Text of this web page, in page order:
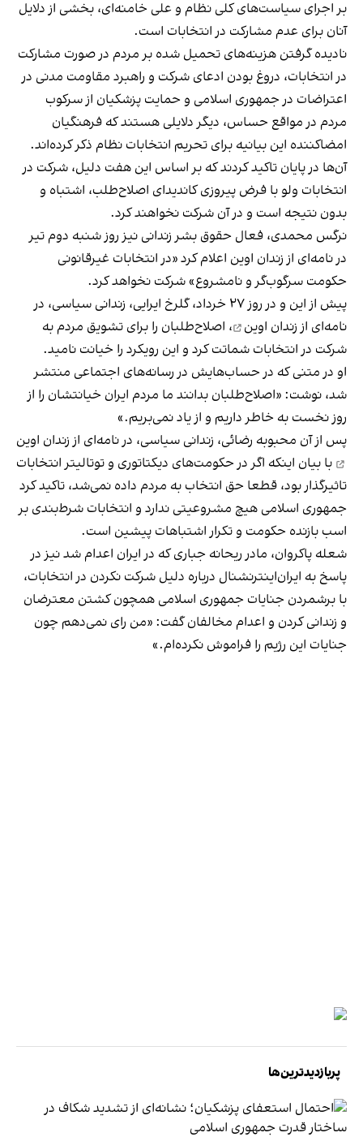
بر اجرای سیاست‌های کلی نظام و علی خامنه‌ای، بخشی از دلایل
آنان برای عدم مشارکت در انتخابات است.
نادیده گرفتن هزینه‌های تحمیل شده بر مردم در صورت مشارکت
در انتخابات، دروغ بودن ادعای شرکت و راهبرد مقاومت مدنی در
اعتراضات در جمهوری اسلامی و حمایت پزشکیان از سرکوب
مردم در مواقع حساس، دیگر دلایلی هستند که فرهنگیان
امضاکننده این بیانیه برای تحریم انتخابات نظام ذکر کرده‌اند.
آن‌ها در پایان تاکید کردند که بر اساس این هفت دلیل، شرکت در
انتخابات ولو با فرض پیروزی کاندیدای اصلاح‌طلب، اشتباه و
بدون نتیجه است و در آن شرکت نخواهند کرد.
نرگس محمدی، فعال حقوق بشر زندانی نیز روز شنبه دوم تیر
در نامه‌ای از زندان اوین اعلام کرد «در انتخابات غیر‌قانونی
حکومت سرگوب‌گر و نامشروع» شرکت نخواهد کرد.
پیش از این و در روز ۲۷ خرداد، گلرخ ایرایی، زندانی سیاسی، در
نامه‌ای از زندان اوین
، اصلاح‌طلبان را برای تشویق مردم به
شرکت در انتخابات شماتت کرد و این رویکرد را خیانت نامید.
او در متنی که در حساب‌هایش در رسانه‌های اجتماعی منتشر
شد، نوشت: «اصلاح‌طلبان بدانند ما مردم ایران خیانتشان را از
روز نخست به خاطر داریم و از یاد نمی‌بریم.»
پس از آن محبوبه رضائی، زندانی سیاسی،‌ درنامه‌ای از زندان اوین
با بیان اینکه اگر در حکومت‌های دیکتاتوری و توتالیتر انتخابات
تاثیرگذار بود، قطعا حق انتخاب به مردم داده نمی‌شد، تاکید کرد
جمهوری اسلامی هیچ مشروعیتی ندارد و انتخابات شرط‌بندی بر
اسب بازنده‌ حکومت و تکرار اشتباهات پیشین است.
شعله پاکروان، مادر ریحانه جباری که در ایران اعدام‌ شد نیز در
پاسخ به ایران‌اینترنشنال درباره دلیل شرکت نکردن در انتخابات،
با برشمردن جنایات جمهوری اسلامی همچون کشتن معترضان
و زندانی کردن و اعدام مخالفان گفت: «من رای نمی‌دهم چون
جنایات این رژیم را فراموش نکرده‌ام.»
پربازدیدترین‌ها